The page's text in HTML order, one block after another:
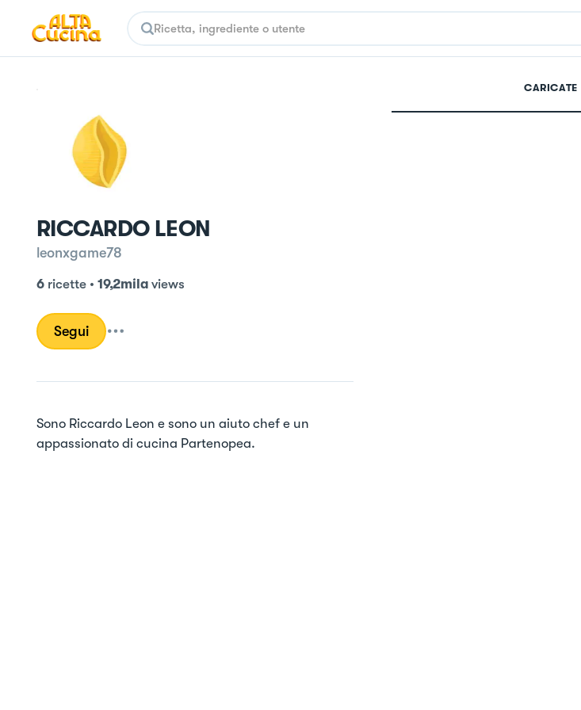
RICCARDO LEON
leonxgame78
6 ricette• 19,2mila views
Segui
Sono Riccardo Leon e sono un aiuto chef e un
appassionato di cucina Partenopea.
CARICATE